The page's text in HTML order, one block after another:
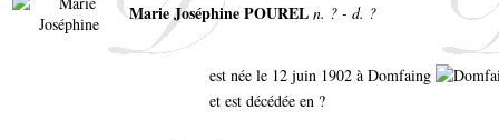
Marie Joséphine POUREL n. ? - d. ?
est née le 12 juin 1902 à Domfaing
et est décédée en ?